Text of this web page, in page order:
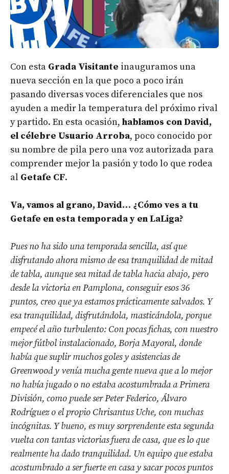
Con esta Grada Visitante inauguramos una
nueva sección en la que poco a poco irán
pasando diversas voces diferenciales que nos
ayuden a medir la temperatura del próximo rival
y partido. En esta ocasión, hablamos con David,
el célebre Usuario Arroba, poco conocido por
su nombre de pila pero una voz autorizada para
comprender mejor la pasión y todo lo que rodea
al Getafe CF.
Va, vamos al grano, David… ¿Cómo ves a tu
Getafe en esta temporada y en LaLiga?
Pues no ha sido una temporada sencilla, así que
disfrutando ahora mismo de esa tranquilidad de mitad
de tabla, aunque sea mitad de tabla hacia abajo, pero
desde la victoria en Pamplona, conseguir esos 36
puntos, creo que ya estamos prácticamente salvados. Y
esa tranquilidad, disfrutándola, masticándola, porque
empecé el año turbulento: Con pocas fichas, con nuestro
mejor fútbol instalacionado, Borja Mayoral, donde
había que suplir muchos goles y asistencias de
Greenwood y venía mucha gente nueva que a lo mejor
no había jugado o no estaba acostumbrada a Primera
División, como puede ser Peter Federico, Álvaro
Rodríguez o el propio Chrisantus Uche, con muchas
incógnitas. Y bueno, es muy sorprendente esta segunda
vuelta con tantas victorias fuera de casa, que es lo que
realmente ha dado tranquilidad. Un equipo que estaba
acostumbrado a ser fuerte en casa y sacar pocos puntos